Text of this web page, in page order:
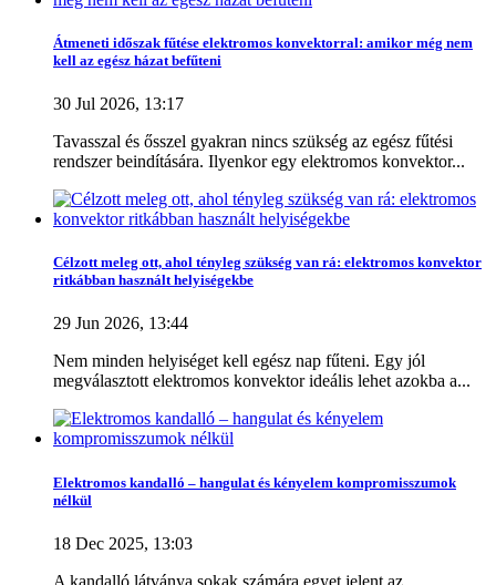
Szűrők törlése
Kategória
Elektromos konvektor
Tartozékok, kiegészítők 2
Elektromos törölközőszárító radiátor 4
Infra hősugárzó
+
Beltéri infra hősugárzó 3
Kültéri infra hősugárzó 3
Tartozékok, kiegészítők
Több.. Kevesebb
Ft 256000 Ft
Teljesítmény
W - kW 2000 W - kW
Átmeneti időszak fűtése elektromos konvektorral: amikor még nem
kell az egész házat befűteni
30 Jul 2026, 13:17
Tavasszal és ősszel gyakran nincs szükség az egész fűtési
rendszer beindítására. Ilyenkor egy elektromos konvektor...
Célzott meleg ott, ahol tényleg szükség van rá: elektromos konvektor
ritkábban használt helyiségekbe
29 Jun 2026, 13:44
Nem minden helyiséget kell egész nap fűteni. Egy jól
megválasztott elektromos konvektor ideális lehet azokba a...
Elektromos kandalló – hangulat és kényelem kompromisszumok
nélkül
18 Dec 2025, 13:03
A kandalló látványa sokak számára egyet jelent az